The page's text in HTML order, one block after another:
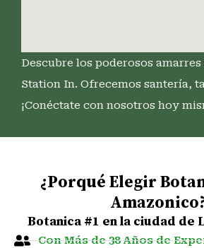
Descubre los poderosos
Station In. Ofrecemos santería,
¡Conéctate con nosotros hoy
¿Porqué Elegir
Botanica #1 en la ciudad de
Con Más de 38 Años de